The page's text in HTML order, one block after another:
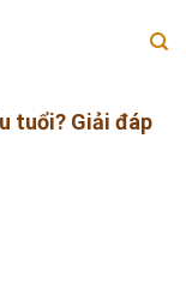
tuổi? Giải đáp